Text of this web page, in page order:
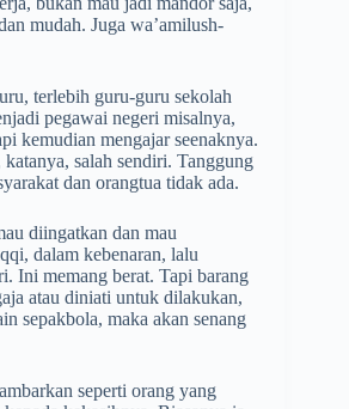
mudah. Juga wa’amilush-
terlebih guru-guru sekolah
pegawai negeri misalnya,
kemudian mengajar seenaknya.
salah sendiri. Tanggung
dan orangtua tidak ada.
diingatkan dan mau
dalam kebenaran, lalu
Ini memang berat. Tapi barang
atau diniati untuk dilakukan,
sepakbola, maka akan senang
seperti orang yang